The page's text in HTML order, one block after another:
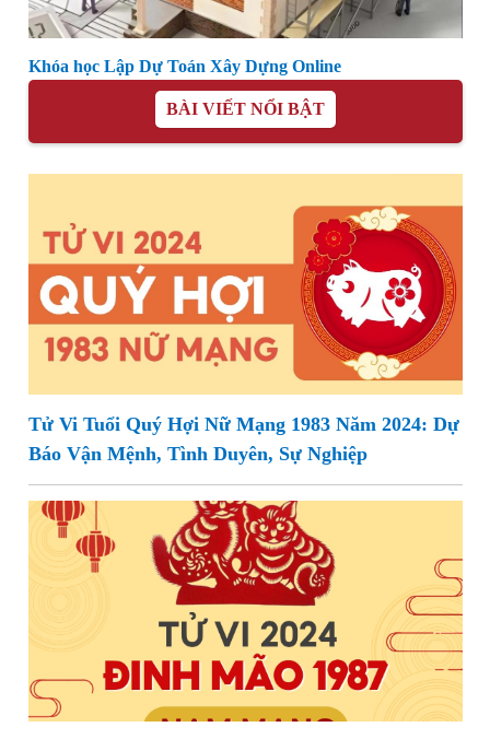
Khóa học Lập Dự Toán Xây Dựng Online
BÀI VIẾT NỔI BẬT
Tử Vi Tuổi Quý Hợi Nữ Mạng 1983 Năm 2024: Dự
Báo Vận Mệnh, Tình Duyên, Sự Nghiệp